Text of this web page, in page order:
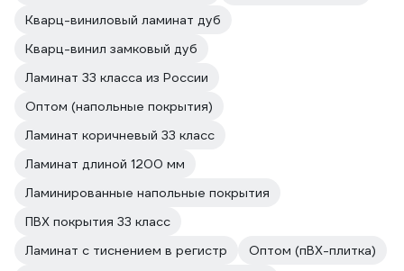
Кварц-виниловый ламинат дуб
Кварц-винил замковый дуб
Ламинат 33 класса из России
Оптом (напольные покрытия)
Ламинат коричневый 33 класс
Ламинат длиной 1200 мм
Ламинированные напольные покрытия
ПВХ покрытия 33 класс
Ламинат с тиснением в регистр
Оптом (пВХ-плитка)